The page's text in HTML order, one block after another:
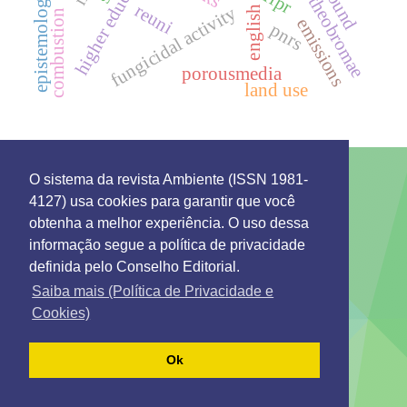
O sistema da revista Ambiente (ISSN 1981-
4127) usa cookies para garantir que você
obtenha a melhor experiência. O uso dessa
informação segue a política de privacidade
definida pelo Conselho Editorial.
Saiba mais (Política de Privacidade e
Cookies)
Ok
fungicidal activity
reuni pnrs
combustion porousmedia emissions
epistemology land use
This work is licensed under a License
Creative
Commons Attribution 4.0 International.
Environment: Management and Development
Rua 7 de Setembro 231 - Bairro Canarinho ZIP Code.
69306-530
Tel. (95) 2121-0944
Emails: secretaria@remgads.uerr.edu.br
https://remgads.uerr.edu.br